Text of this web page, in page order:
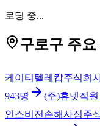
로딩 중...
구로구 주
케이티텔레캅주식회
943명 (주)휴넷직원
인스비전손해사정주